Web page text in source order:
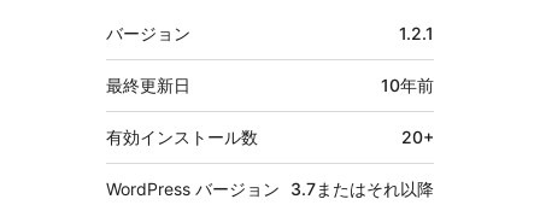
メ
タ
バージョン 1.2.1
最終更新日 10年前
有効インストール数 20+
WordPress バージョン 3.7またはそれ以降